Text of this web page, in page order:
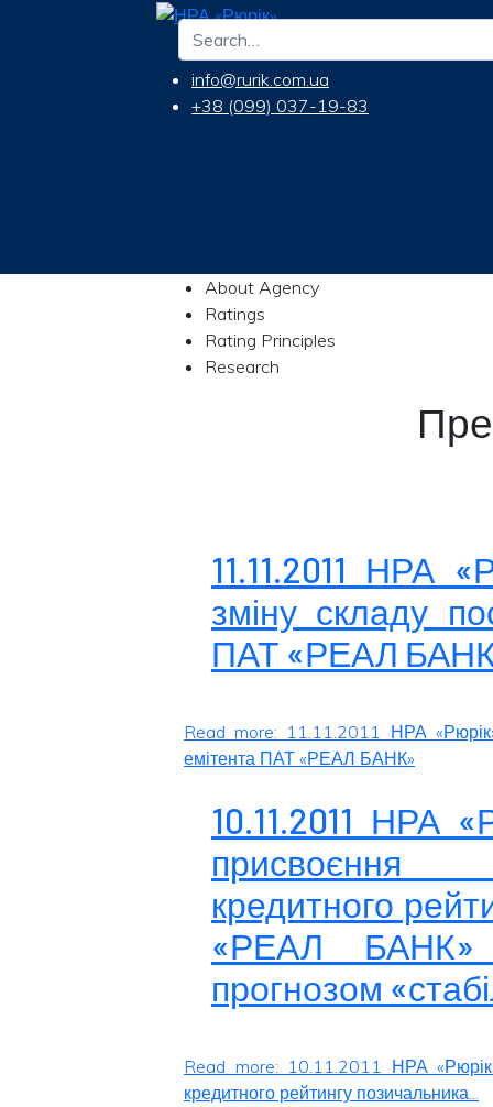
info@rurik.com.ua
+38 (099) 037-19-83
About Agency
Ratings
Rating Principles
Research
11.11.2011 НРА
зміну складу
ПАТ «РЕАЛ
Read more: 11.11.2011 НРА
емітента ПАТ «РЕАЛ БАНК»
10.11.2011 НРА
присвоєння
кредитного
«РЕАЛ БАНК»
прогнозом
Read more: 10.11.2011 НРА
кредитного рейтингу позичальника...